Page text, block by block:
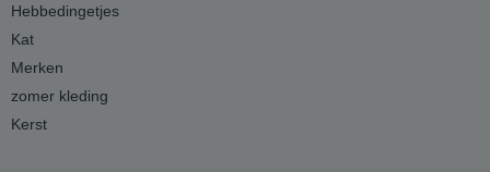
Hebbedingetjes
Kat
Merken
zomer kleding
Kerst